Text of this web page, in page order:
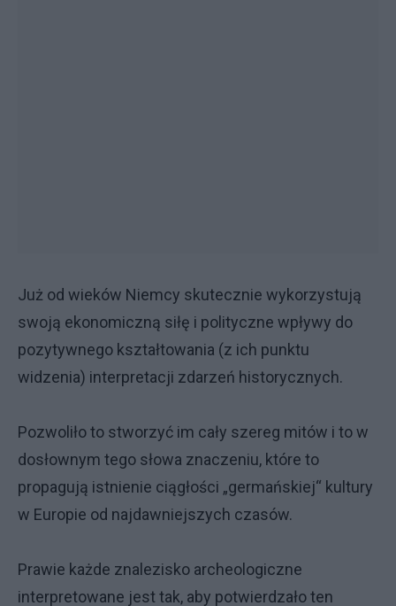
Już od wieków Niemcy skutecznie wykorzystują
swoją ekonomiczną siłę i polityczne wpływy do
pozytywnego kształtowania (z ich punktu
widzenia) interpretacji zdarzeń historycznych.
Pozwoliło to stworzyć im cały szereg mitów i to w
dosłownym tego słowa znaczeniu, które to
propagują istnienie ciągłości „germańskiej“ kultury
w Europie od najdawniejszych czasów.
Prawie każde znalezisko archeologiczne
interpretowane jest tak, aby potwierdzało ten